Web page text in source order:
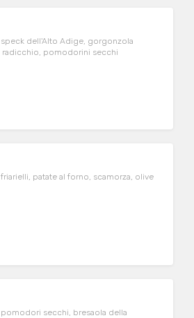
speck dell'Alto Adige, gorgonzola
radicchio, pomodorini secchi
patate al forno, scamorza, olive
secchi, bresaola della